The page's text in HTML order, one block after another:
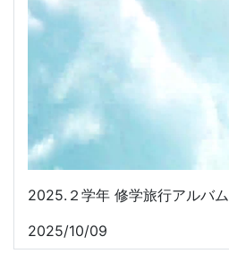
2025.２学年 修学旅行アルバム
2025/10/09